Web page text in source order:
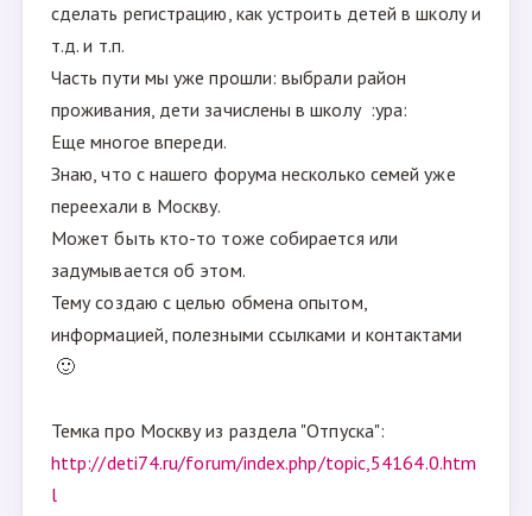
сделать регистрацию, как устроить детей в школу и
т.д. и т.п.
Часть пути мы уже прошли: выбрали район
проживания, дети зачислены в школу :ура:
Еще многое впереди.
Знаю, что с нашего форума несколько семей уже
переехали в Москву.
Может быть кто-то тоже собирается или
задумывается об этом.
Тему создаю с целью обмена опытом,
информацией, полезными ссылками и контактами
🙂
Темка про Москву из раздела "Отпуска":
http://deti74.ru/forum/index.php/topic,54164.0.htm
l